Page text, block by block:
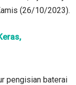
(26/10/2023).
pengisian baterai